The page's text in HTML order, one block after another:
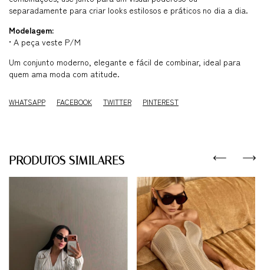
separadamente para criar looks estilosos e práticos no dia a dia.
Modelagem:
• A peça veste P/M
Um conjunto moderno, elegante e fácil de combinar, ideal para
quem ama moda com atitude.
WHATSAPP FACEBOOK TWITTER PINTEREST
PRODUTOS SIMILARES